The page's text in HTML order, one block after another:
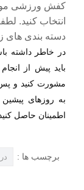
کفش ورزشی
انتخاب کنید.
دسته بندی های
در خاطر داشته
باید پیش از
مشورت کنید و پس
به روزهای
اطمینان حاصل کنید.
برچسب ها :